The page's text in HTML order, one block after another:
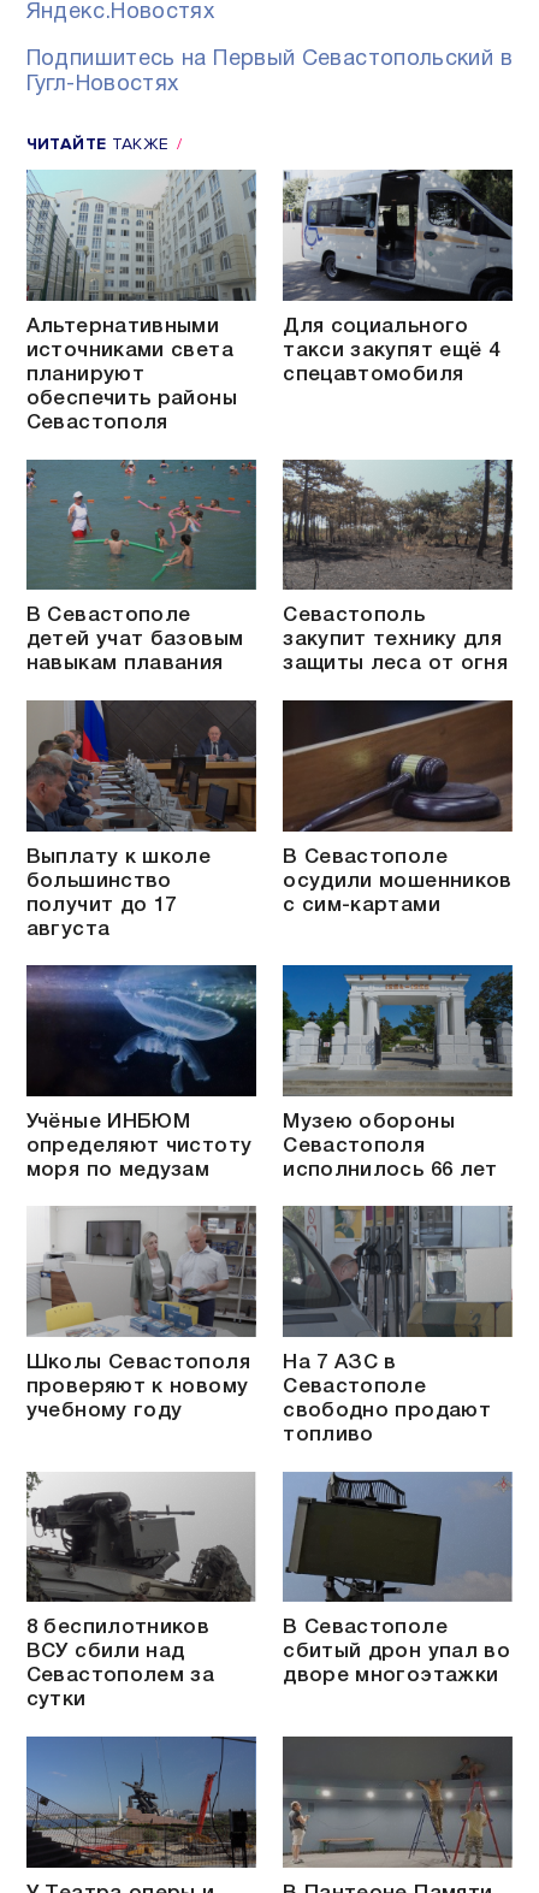
Яндекс.Новостях
Подпишитесь на Первый Севастопольский в
Гугл-Новостях
ЧИТАЙТЕ ТАКЖЕ
Альтернативными
источниками света
планируют
обеспечить районы
Севастополя
Для социального
такси закупят ещё 4
спецавтомобиля
В Севастополе
детей учат базовым
навыкам плавания
Севастополь
закупит технику для
защиты леса от огня
Выплату к школе
большинство
получит до 17
августа
В Севастополе
осудили мошенников
с сим-картами
Учёные ИНБЮМ
определяют чистоту
моря по медузам
Музею обороны
Севастополя
исполнилось 66 лет
Школы Севастополя
проверяют к новому
учебному году
На 7 АЗС в
Севастополе
свободно продают
топливо
8 беспилотников
ВСУ сбили над
Севастополем за
сутки
В Севастополе
сбитый дрон упал во
дворе многоэтажки